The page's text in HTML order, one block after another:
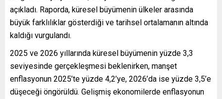
açıkladı. Raporda, küresel büyümenin ülkeler arasında
büyük farklılıklar gösterdiği ve tarihsel ortalamanın altında
kaldığı vurgulandı.
2025 ve 2026 yıllarında küresel büyümenin yüzde 3,3
seviyesinde gerçekleşmesi beklenirken, manşet
enflasyonun 2025’te yüzde 4,2’ye, 2026’da ise yüzde 3,5’e
düşeceği öngörüldü. Gelişmiş ekonomilerde enflasyonun